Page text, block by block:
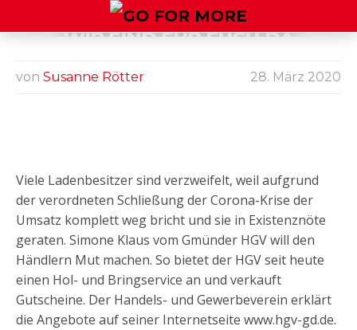
WIR SIND FÜR EUCH DA
PLATTFORM
von Susanne Rötter 28. März 2020
Viele Ladenbesitzer sind verzweifelt, weil aufgrund
der verordneten Schließung der Corona-Krise der
Umsatz komplett weg bricht und sie in Existenznöte
geraten. Simone Klaus vom Gmünder HGV will den
Händlern Mut machen. So bietet der HGV seit heute
einen Hol- und Bringservice an und verkauft
Gutscheine. Der Handels- und Gewerbeverein erklärt
die Angebote auf seiner Internetseite www.hgv-gd.de.